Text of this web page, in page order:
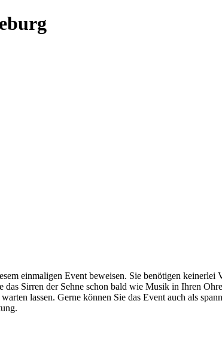
einmaligen Event beweisen. Sie benötigen
Sirren der Sehne schon bald wie Musik in Ihren
lassen. Gerne können Sie das Event auch als